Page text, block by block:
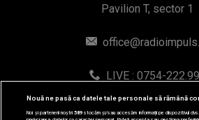
Pavilion T, sector 1
LIVE : 0754-
WhatsApp: 0754-
Nouă ne pasă ca datele tale personale să rămână
Noi și partenerii noștri589stocăm și/sau accesăm informații pe dispozitivul